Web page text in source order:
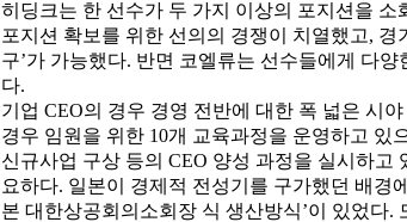
히딩크는 한 선수가 두 가지 이상의 포지션을
포지션 확보를 위한 선의의 경쟁이 치열했고,
구’가 가능했다. 반면 코엘류는 선수들에게 다
다.
기업 CEO의 경우 경영 전반에 대한 폭 넓은 시
경우 임원을 위한 10개 교육과정을 운영하고 있
신규사업 구상 등의 CEO 양성 과정을 실시하
요하다. 일본이 경제적 전성기를 구가했던 배경
본 대한상공회의소회장 식 생산방식’이 있었다